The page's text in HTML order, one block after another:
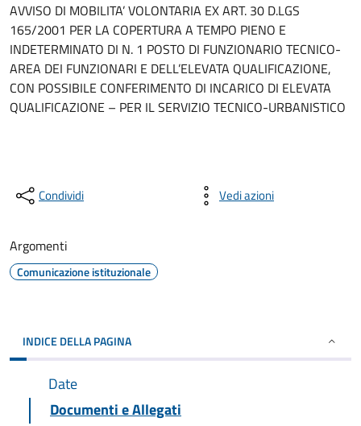
AVVISO DI MOBILITA’ VOLONTARIA EX ART. 30 D.LGS
165/2001 PER LA COPERTURA A TEMPO PIENO E
INDETERMINATO DI N. 1 POSTO DI FUNZIONARIO TECNICO-
AREA DEI FUNZIONARI E DELL’ELEVATA QUALIFICAZIONE,
CON POSSIBILE CONFERIMENTO DI INCARICO DI ELEVATA
QUALIFICAZIONE – PER IL SERVIZIO TECNICO-URBANISTICO
Condividi Vedi azioni
Argomenti
Comunicazione istituzionale
INDICE DELLA PAGINA
Date
Documenti e Allegati